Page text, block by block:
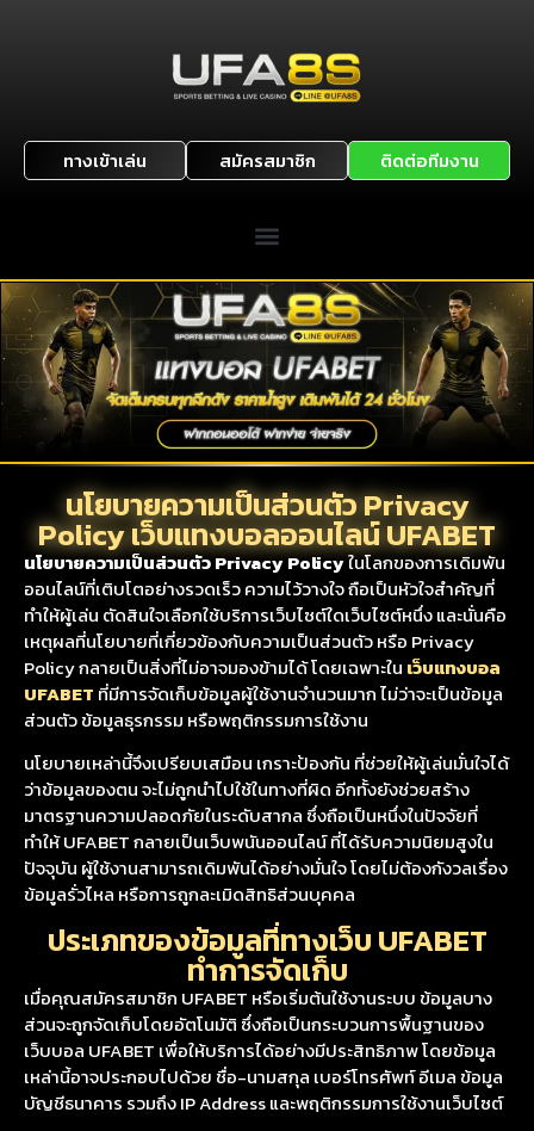
ทางเข้าเล่น สมัครสมาชิก ติดต่อทีมงาน
นโยบายความเป็นส่วนตัว Privacy
Policy เว็บแทงบอลออนไลน์ UFABET
นโยบายความเป็นส่วนตัว Privacy Policyในโลกของการเดิมพัน
ออนไลน์ที่เติบโตอย่างรวดเร็ว ความไว้วางใจ ถือเป็นหัวใจสำคัญที่
ทำให้ผู้เล่น ตัดสินใจเลือกใช้บริการเว็บไซต์ใดเว็บไซต์หนึ่ง และนั่นคือ
เหตุผลที่นโยบายที่เกี่ยวข้องกับความเป็นส่วนตัว หรือ Privacy
Policy กลายเป็นสิ่งที่ไม่อาจมองข้ามได้ โดยเฉพาะใน เว็บแทงบอล
UFABET ที่มีการจัดเก็บข้อมูลผู้ใช้งานจำนวนมาก ไม่ว่าจะเป็นข้อมูล
ส่วนตัว ข้อมูลธุรกรรม หรือพฤติกรรมการใช้งาน
นโยบายเหล่านี้จึงเปรียบเสมือน เกราะป้องกัน ที่ช่วยให้ผู้เล่นมั่นใจได้
ว่าข้อมูลของตน จะไม่ถูกนำไปใช้ในทางที่ผิด อีกทั้งยังช่วยสร้าง
มาตรฐานความปลอดภัยในระดับสากล ซึ่งถือเป็นหนึ่งในปัจจัยที่
ทำให้ UFABET กลายเป็นเว็บพนันออนไลน์ ที่ได้รับความนิยมสูงใน
ปัจจุบัน ผู้ใช้งานสามารถเดิมพันได้อย่างมั่นใจ โดยไม่ต้องกังวลเรื่อง
ข้อมูลรั่วไหล หรือการถูกละเมิดสิทธิส่วนบุคคล
ประเภทของข้อมูลที่ทางเว็บ UFABET
ทำการจัดเก็บ
เมื่อคุณสมัครสมาชิก UFABET หรือเริ่มต้นใช้งานระบบ ข้อมูลบาง
ส่วนจะถูกจัดเก็บโดยอัตโนมัติ ซึ่งถือเป็นกระบวนการพื้นฐานของ
เว็บบอล UFABET เพื่อให้บริการได้อย่างมีประสิทธิภาพ โดยข้อมูล
เหล่านี้อาจประกอบไปด้วย ชื่อ-นามสกุล เบอร์โทรศัพท์ อีเมล ข้อมูล
บัญชีธนาคาร รวมถึง IP Address และพฤติกรรมการใช้งานเว็บไซต์